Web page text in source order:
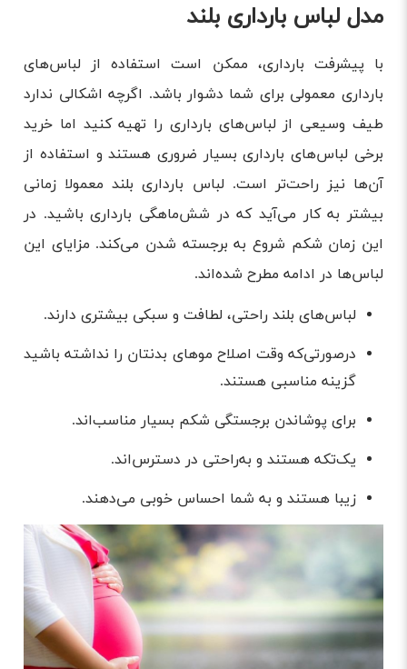
مدل لباس بارداری بلند
با پیشرفت بارداری، ممکن است استفاده از لباس‌های
بارداری معمولی برای شما دشوار باشد. اگرچه اشکالی ندارد
طیف وسیعی از لباس‌های بارداری را تهیه کنید اما خرید
برخی لباس‌های بارداری بسیار ضروری هستند و استفاده از
آن‌ها نیز راحت‌تر است. لباس بارداری بلند معمولا زمانی
بیشتر به کار می‌آید که در شش‌ماهگی بارداری باشید. در
این زمان شکم شروع به برجسته شدن می‌کند. مزایای این
لباس‌ها در ادامه مطرح شده‌اند.
لباس‌های بلند راحتی، لطافت و سبکی بیشتری دارند.
درصورتی‌که وقت اصلاح موهای بدنتان را نداشته باشید
گزینه مناسبی هستند.
برای پوشاندن برجستگی شکم بسیار مناسب‌اند.
یک‌تکه هستند و به‌راحتی در دسترس‌اند.
زیبا هستند و به شما احساس خوبی می‌دهند.